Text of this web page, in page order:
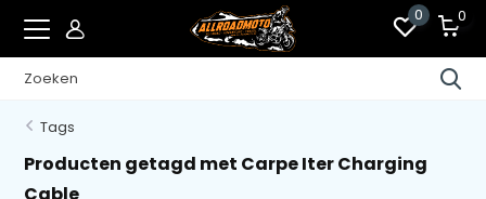
0 0
Tags
Producten getagd met Carpe Iter Charging